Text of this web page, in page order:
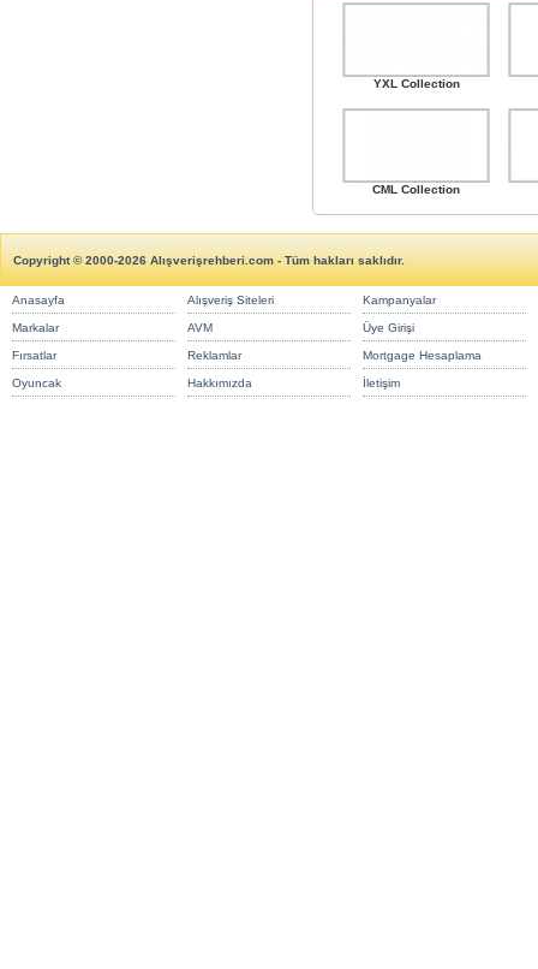
YXL Collection
CML Collection
Copyright © 2000-2026 Alışverişrehberi.com - Tüm hakları saklıdır.
Anasayfa Alışveriş Siteleri Kampanyalar
Markalar AVM Üye Girişi
Fırsatlar Reklamlar Mortgage Hesaplama
Oyuncak Hakkımızda İletişim